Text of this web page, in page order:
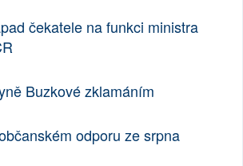
čekatele na funkci ministra
Buzkové zklamáním
odporu ze srpna